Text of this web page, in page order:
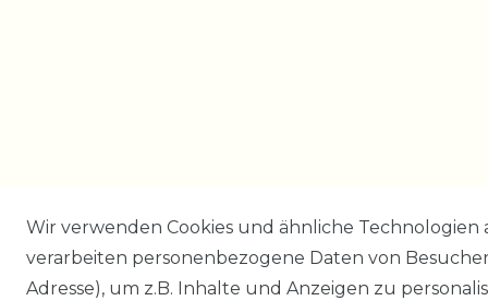
Wir verwenden Cookies und ähnliche
verarbeiten personenbezogene Daten von
Adresse), um z.B. Inhalte und Anzeigen zu